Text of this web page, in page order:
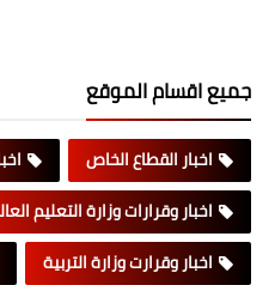
جميع اقسام الموقع
اخبار القطاع الخاص
اخبار وقرارات وزارة التعليم
اخبار وقرارت وزارة التربية